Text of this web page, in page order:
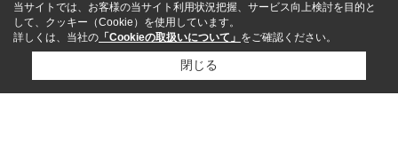
当サイトでは、お客様の当サイト利用状況把握、サービス向上検討を目的と
して、クッキー（Cookie）を使用しています。
詳しくは、当社の 「Cookieの取扱いについて」 をご確認ください。
閉じる